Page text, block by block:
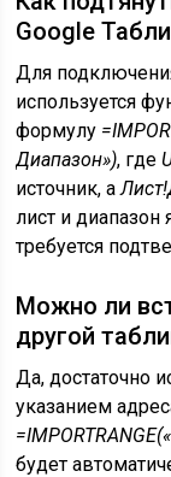
Google
Для
используется
формулу
Диапазон»), где
источник, а
лист и диапазон
требуется
Можно ли
другой
Да, достаточно
указанием
будет